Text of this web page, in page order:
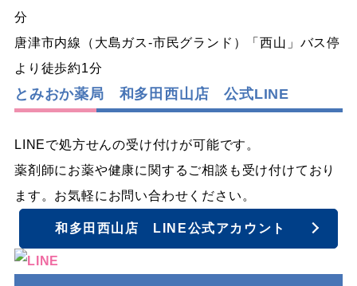
分
唐津市内線（大島ガス-市民グランド）「西山」バス停
より徒歩約1分
とみおか薬局 和多田西山店 公式LINE
LINEで処方せんの受け付けが可能です。
薬剤師にお薬や健康に関するご相談も受け付けており
ます。お気軽にお問い合わせください。
和多田西山店 LINE公式アカウント